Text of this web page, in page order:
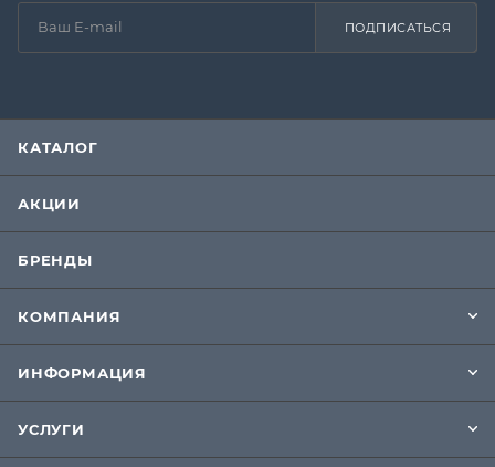
ПОДПИСАТЬСЯ
КАТАЛОГ
АКЦИИ
БРЕНДЫ
КОМПАНИЯ
ИНФОРМАЦИЯ
УСЛУГИ